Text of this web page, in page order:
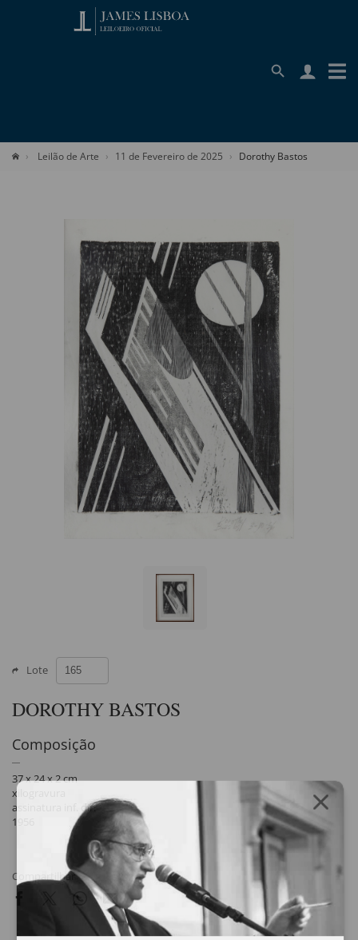
Leilão de Arte 11 de Fevereiro de 2025 Dorothy Bastos
Lote
DOROTHY BASTOS
Composição
37 x 24 x 2 cm
xilogravura
assinatura inf. dir.
1956
Compartilhar